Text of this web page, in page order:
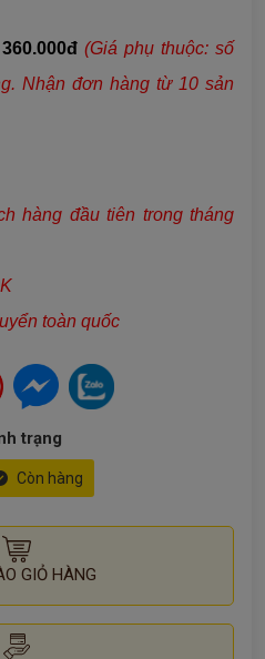
(Giá phụ thuộc: số
. Nhận đơn hàng từ 10 sản
hàng đầu tiên trong tháng
toàn quốc
trạng
Còn hàng
GIỎ HÀNG